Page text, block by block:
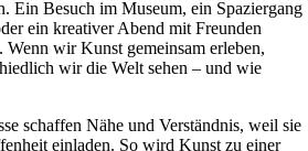
Ein Besuch im Museum, ein Spaziergang
ein kreativer Abend mit Freunden
Wenn wir Kunst gemeinsam erleben,
wir die Welt sehen – und wie
schaffen Nähe und Verständnis, weil sie
einladen. So wird Kunst zu einer